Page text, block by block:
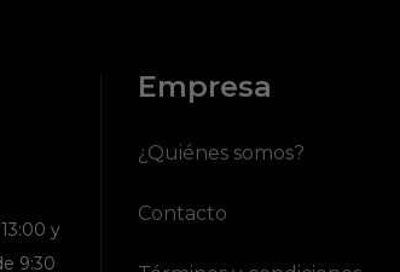
y
9:30
Empresa
¿Quiénes somos?
Contacto